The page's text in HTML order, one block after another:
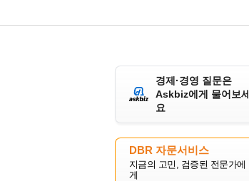
경제·경영 질문은
Askbiz에게 물어보세
요
DBR 자문서비스
지금의 고민, 검증된 전문가에
게